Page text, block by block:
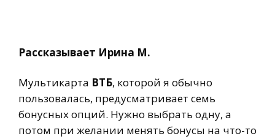
Рассказывает Ирина М.
Мультикарта ВТБ, которой я обычно
пользовалась, предусматривает семь
бонусных опций. Нужно выбрать одну, а
потом при желании менять бонусы на что-то